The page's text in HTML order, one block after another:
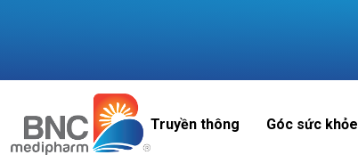
Truyền thông Góc sức khỏe